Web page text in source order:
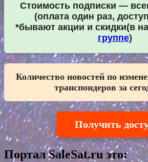
Стоимость подписки —
(оплата один раз,
*бывают акции и скидки(в
группе)
Количество новостей по
транспондеров за
Получить
Портал SaleSat.ru это: